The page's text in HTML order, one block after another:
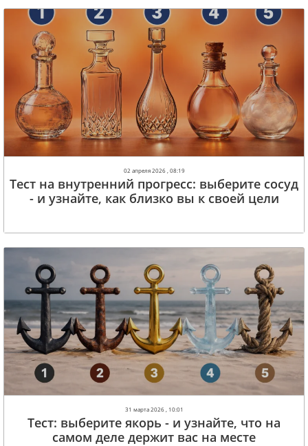
02 апреля 2026 , 08:19
Тест на внутренний прогресс: выберите сосуд
- и узнайте, как близко вы к своей цели
31 марта 2026 , 10:01
Тест: выберите якорь - и узнайте, что на
самом деле держит вас на месте